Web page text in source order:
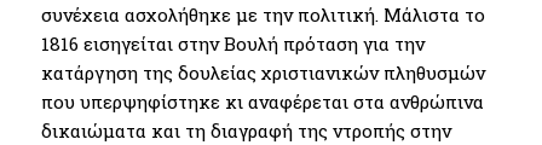
συνέχεια ασχολήθηκε με την πολιτική. Mάλιστα το
1816 εισηγείται στην Βουλή πρόταση για την
κατάργηση της δουλείας χριστιανικών πληθυσμών
που υπερψηφίστηκε κι αναφέρεται στα ανθρώπινα
δικαιώματα και τη διαγραφή της ντροπής στην